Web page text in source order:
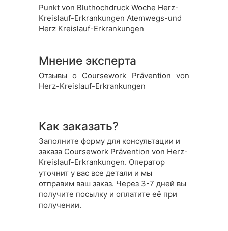
Punkt von Bluthochdruck Woche Herz-
Kreislauf-Erkrankungen Atemwegs-und
Herz Kreislauf-Erkrankungen
Мнение эксперта
Отзывы о Coursework Prävention von
Herz-Kreislauf-Erkrankungen
Как заказать?
Заполните форму для консультации и
заказа Coursework Prävention von Herz-
Kreislauf-Erkrankungen. Оператор
уточнит у вас все детали и мы
отправим ваш заказ. Через 3-7 дней вы
получите посылку и оплатите её при
получении.